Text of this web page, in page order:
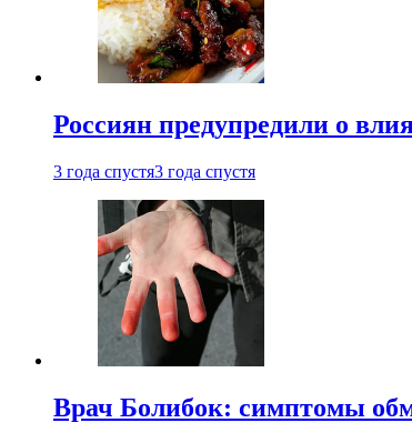
Россиян предупредили о
3 года спустя3 года спустя
Врач Болибок: симптомы